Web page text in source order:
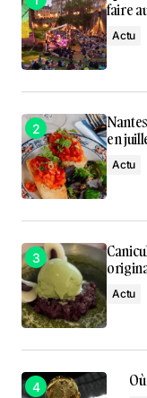
faire
Actu
en
Actu
Actu